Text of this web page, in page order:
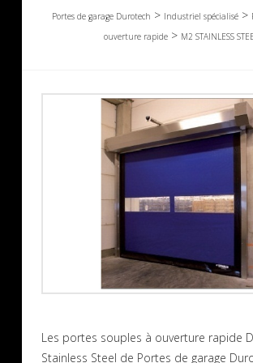
Portes de garage Durotech > Industriel spécialisé>
ouverture rapide > M2 STAINLESS
Les portes souples à ouverture rapide
Stainless Steel de Portes de garage